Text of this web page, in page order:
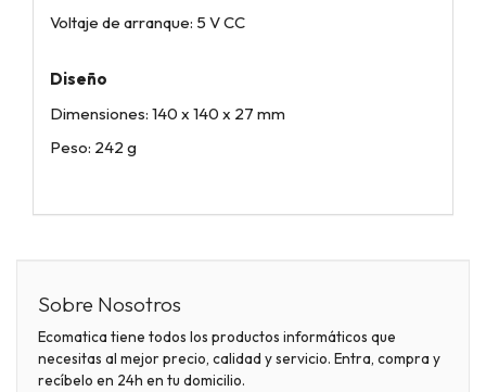
Voltaje de arranque: 5 V CC
Diseño
Dimensiones: 140 x 140 x 27 mm
Peso: 242 g
Sobre Nosotros
Ecomatica tiene todos los productos informáticos que
necesitas al mejor precio, calidad y servicio. Entra, compra y
recíbelo en 24h en tu domicilio.